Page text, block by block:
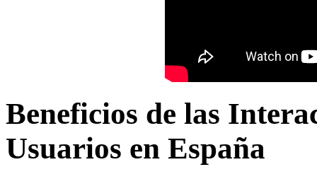
Beneficios de las
Usuarios en España